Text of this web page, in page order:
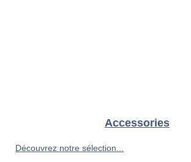
Accessories
Découvrez notre sélection...